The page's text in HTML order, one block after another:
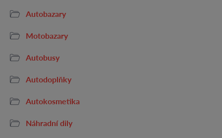
Autobazary
Motobazary
Autobusy
Autodoplňky
Autokosmetika
Náhradní dily